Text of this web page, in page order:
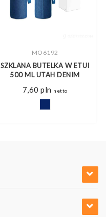
MO6192
SZKLANA BUTELKA W ETUI
500 ML UTAH DENIM
7,60 pln netto